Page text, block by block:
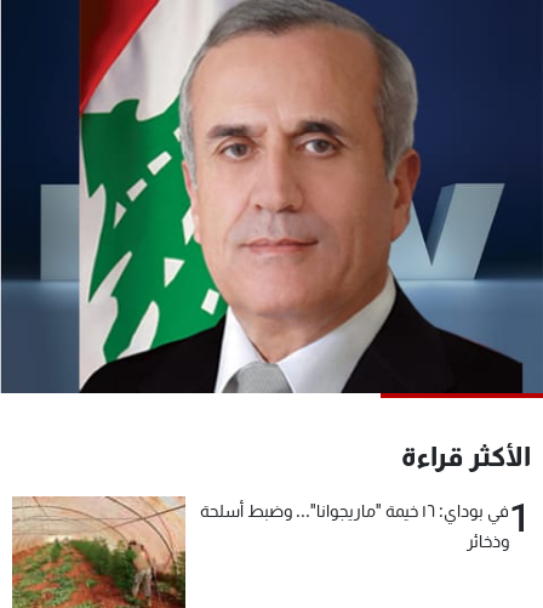
الأكثر قراءة
1
في بوداي: ١٦ خيمة "ماريجوانا"... وضبط أسلحة
وذخائر
رياضة
البرامج
جدول البرامج
شاهد البرامج
الترددات
عن MTV
الإنـتـاج
وظائف
تواصل معنا